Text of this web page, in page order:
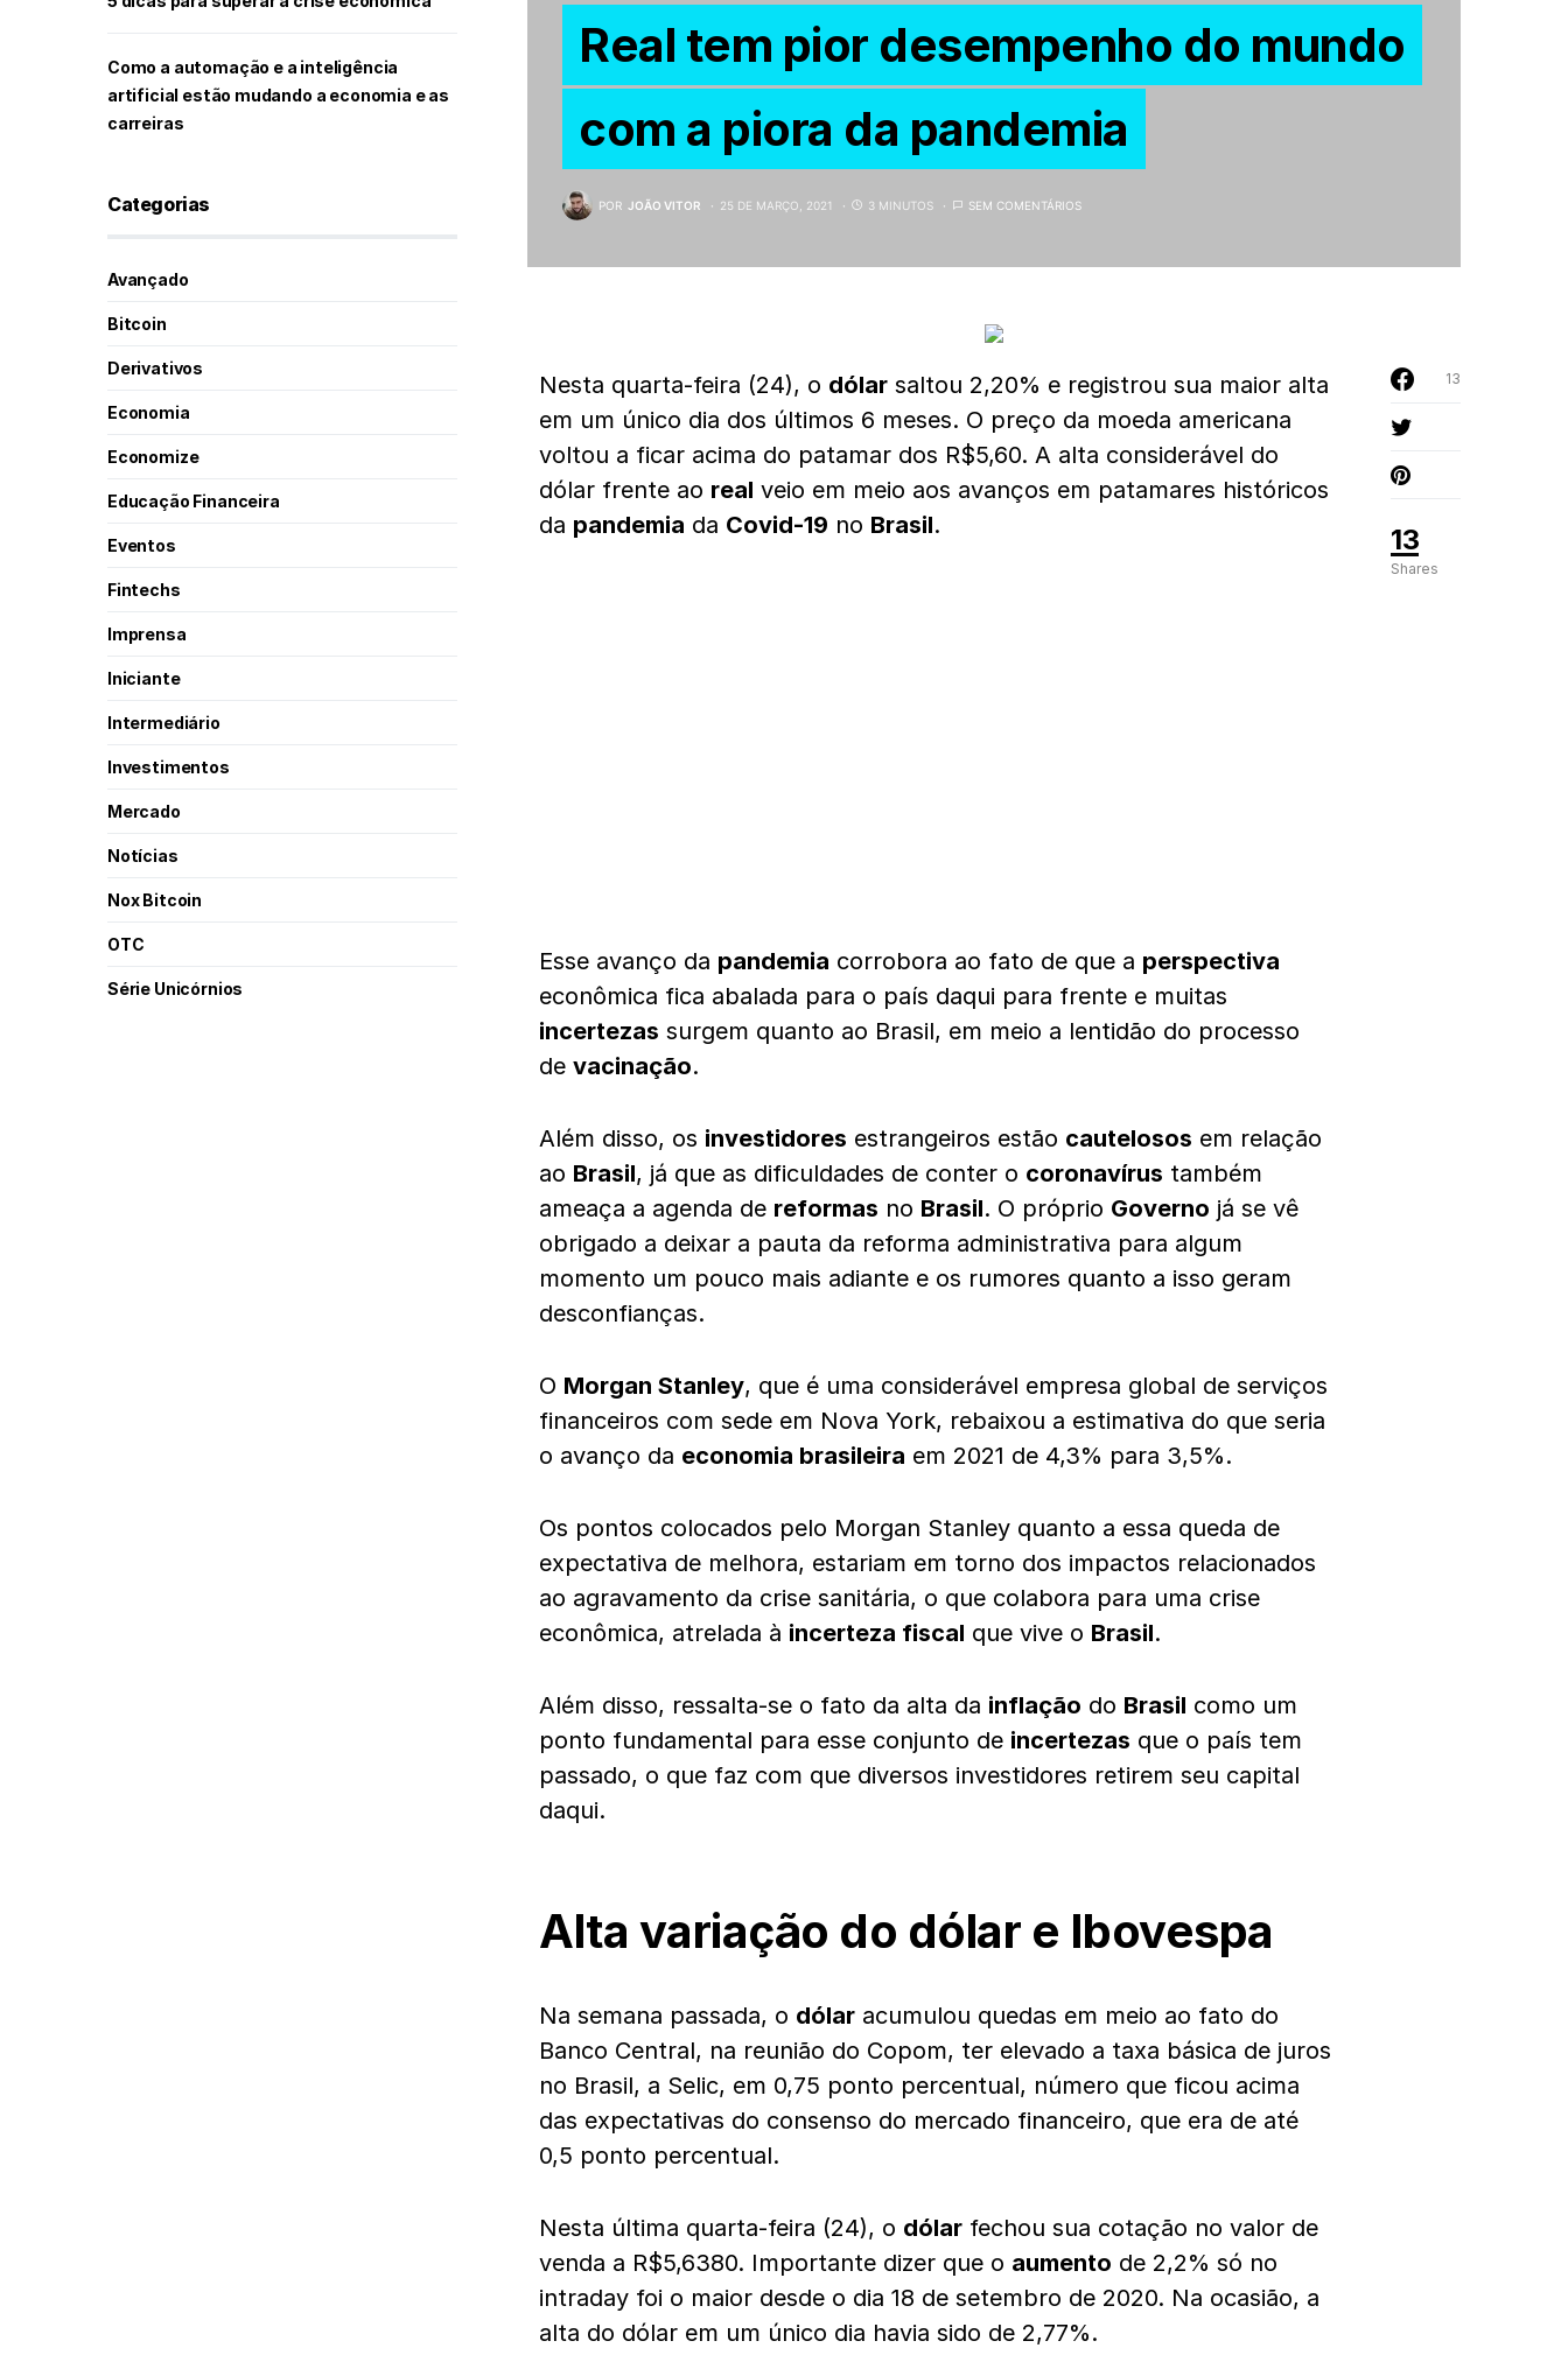
Real tem pior desempenho do mundo
com a piora da pandemia
POR JOÃO VITOR 25 DE MARÇO, 2021 3 MINUTOS SEM COMENTÁRIOS
13
Shares
13
Nesta quarta-feira (24), o dólar saltou 2,20% e registrou sua maior alta
em um único dia dos últimos 6 meses. O preço da moeda americana
voltou a ficar acima do patamar dos R$5,60. A alta considerável do
dólar frente ao real veio em meio aos avanços em patamares históricos
da pandemia da Covid-19 no Brasil.
Esse avanço da pandemia corrobora ao fato de que a perspectiva
econômica fica abalada para o país daqui para frente e muitas
incertezas surgem quanto ao Brasil, em meio a lentidão do processo
de vacinação.
Além disso, os investidores estrangeiros estão cautelosos em relação
ao Brasil, já que as dificuldades de conter o coronavírus também
ameaça a agenda de reformas no Brasil. O próprio Governo já se vê
obrigado a deixar a pauta da reforma administrativa para algum
momento um pouco mais adiante e os rumores quanto a isso geram
desconfianças.
O Morgan Stanley, que é uma considerável empresa global de serviços
financeiros com sede em Nova York, rebaixou a estimativa do que seria
o avanço da economia brasileira em 2021 de 4,3% para 3,5%.
Os pontos colocados pelo Morgan Stanley quanto a essa queda de
expectativa de melhora, estariam em torno dos impactos relacionados
ao agravamento da crise sanitária, o que colabora para uma crise
econômica, atrelada à incerteza fiscal que vive o Brasil.
Além disso, ressalta-se o fato da alta da inflação do Brasil como um
ponto fundamental para esse conjunto de incertezas que o país tem
passado, o que faz com que diversos investidores retirem seu capital
daqui.
Alta variação do dólar e Ibovespa
Na semana passada, o dólar acumulou quedas em meio ao fato do
Banco Central, na reunião do Copom, ter elevado a taxa básica de juros
no Brasil, a Selic, em 0,75 ponto percentual, número que ficou acima
das expectativas do consenso do mercado financeiro, que era de até
0,5 ponto percentual.
Nesta última quarta-feira (24), o dólar fechou sua cotação no valor de
venda a R$5,6380. Importante dizer que o aumento de 2,2% só no
intraday foi o maior desde o dia 18 de setembro de 2020. Na ocasião, a
alta do dólar em um único dia havia sido de 2,77%.
Como a automação e a inteligência
artificial estão mudando a economia e as
carreiras
Categorias
Avançado
Bitcoin
Derivativos
Economia
Economize
Educação Financeira
Eventos
Fintechs
Imprensa
Iniciante
Intermediário
Investimentos
Mercado
Notícias
Nox Bitcoin
OTC
Série Unicórnios